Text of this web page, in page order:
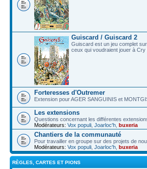
Guiscard / Guiscard 2
Guiscard est un jeu complet
ceux qui voudraient jouer à
Forteresses d'Outremer
Extension pour AGER SANGUINIS et
Les extensions
Questions concernant les différentes
Modérateurs: Vox populi Joarloc'h buxeria
Chantiers de la communauté
Pour travailler en groupe sur des projets de
Modérateurs: Vox populi Joarloc'h buxeria
RÈGLES, CARTES ET PIONS